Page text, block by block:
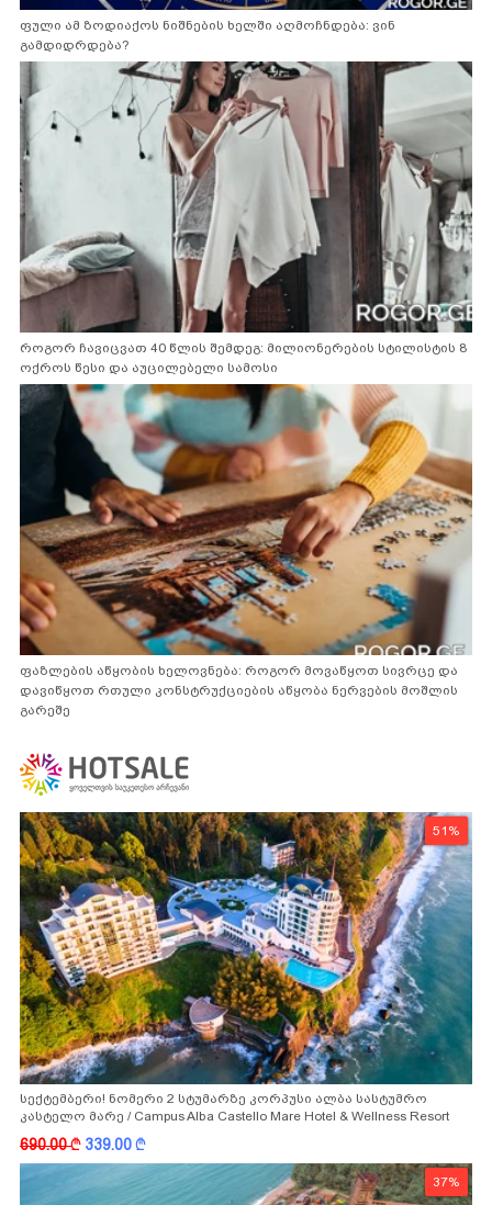
ფული ამ ზოდიაქოს ნიშნების ხელში აღმოჩნდება: ვინ
გამდიდრდება?
როგორ ჩავიცვათ 40 წლის შემდეგ: მილიონერების სტილისტის 8
ოქროს წესი და აუცილებელი სამოსი
ფაზლების აწყობის ხელოვნება: როგორ მოვაწყოთ სივრცე და
დავიწყოთ რთული კონსტრუქციების აწყობა ნერვების მოშლის
გარეშე
51%
სექტემბერი! ნომერი 2 სტუმარზე კორპუსი ალბა სასტუმრო
კასტელო მარე / Campus Alba Castello Mare Hotel & Wellness Resort
690.00k 339.00k
37%